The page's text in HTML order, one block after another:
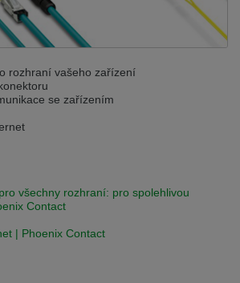
rozhraní vašeho zařízení
se zařízením
všechny rozhraní: pro spolehlivou
Contact
| Phoenix Contact